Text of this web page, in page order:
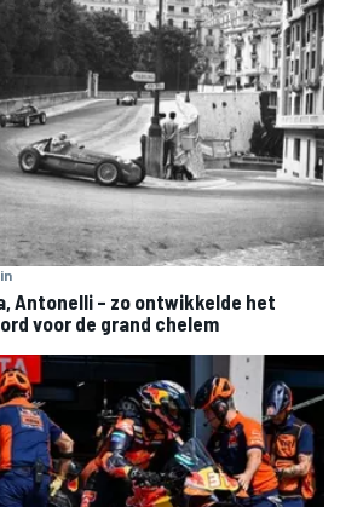
Antonelli – zo ontwikkelde het
voor de grand chelem